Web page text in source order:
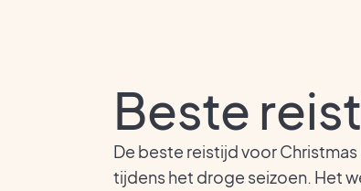
Beste
De beste reistijd voor
tijdens het droge seizoen. Het